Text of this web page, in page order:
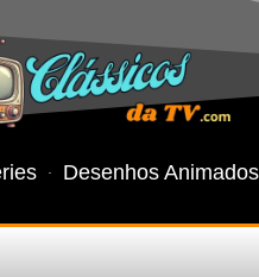
Desenhos Animados